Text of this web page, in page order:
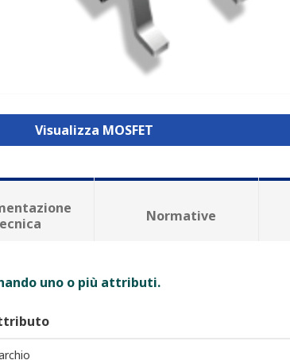
Visualizza MOSFET
Normative
uno o più attributi.